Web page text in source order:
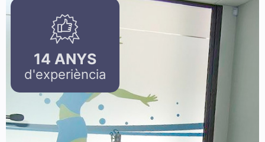
14 ANYS
d'experiència